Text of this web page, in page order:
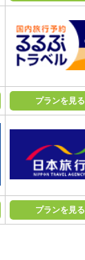
プランを見る
プランを見る